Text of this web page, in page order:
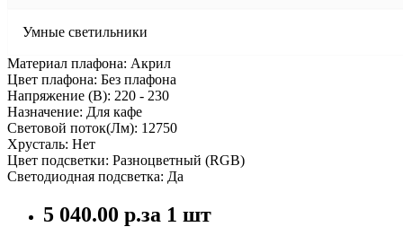
Умные светильники
Материал плафона: Акрил
Цвет плафона: Без плафона
Напряжение (В): 220 - 230
Назначение: Для кафе
Световой поток(Лм): 12750
Хрусталь: Нет
Цвет подсветки: Разноцветный (RGB)
Светодиодная подсветка: Да
5 040.00 р.за 1 шт